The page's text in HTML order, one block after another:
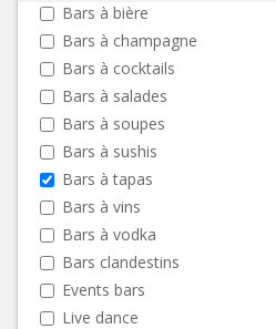
Bars à bière
Bars à champagne
Bars à cocktails
Bars à salades
Bars à soupes
Bars à sushis
Bars à tapas
Bars à vins
Bars à vodka
Bars clandestins
Events bars
Live dance